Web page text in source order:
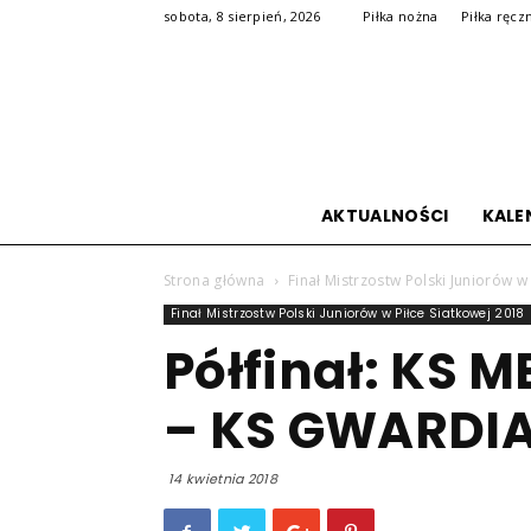
sobota, 8 sierpień, 2026 Piłka nożna Piłka
AKTUALNOŚCI
Strona główna Finał Mistrzostw Polski Juniorów
Finał Mistrzostw Polski Juniorów w Piłce Siatkowej 2018
Półfinał: KS
– KS
14 kwietnia 2018